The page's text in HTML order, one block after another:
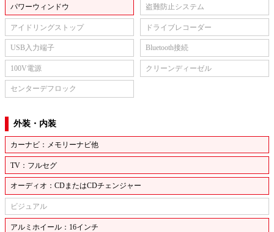
パワーウィンドウ 盗難防止システム
アイドリングストップ ドライブレコーダー
USB入力端子 Bluetooth接続
100V電源 クリーンディーゼル
センターデフロック
外装・内装
カーナビ：メモリーナビ他
TV：フルセグ
オーディオ：CDまたはCDチェンジャー
ビジュアル
アルミホイール：16インチ